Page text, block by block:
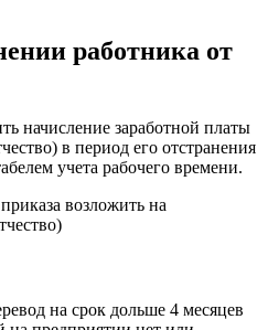
работника от
начисление заработной платы
в период его отстранения
учета рабочего времени.
возложить на
на срок дольше 4 месяцев